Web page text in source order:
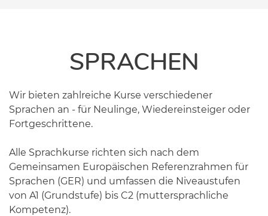
SPRACHEN
Wir bieten zahlreiche Kurse verschiedener
Sprachen an - für Neulinge, Wiedereinsteiger oder
Fortgeschrittene.
Alle Sprachkurse richten sich nach dem
Gemeinsamen Europäischen Referenzrahmen für
Sprachen (GER) und umfassen die Niveaustufen
von A1 (Grundstufe) bis C2 (muttersprachliche
Kompetenz).